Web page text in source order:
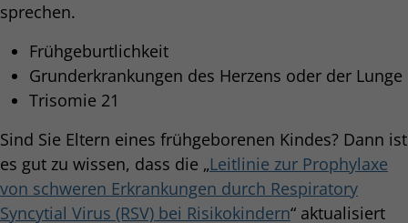
sprechen.
Frühgeburtlichkeit
Grunderkrankungen des Herzens oder der Lunge
Trisomie 21
Sind Sie Eltern eines frühgeborenen Kindes? Dann ist
es gut zu wissen, dass die „Leitlinie zur Prophylaxe
von schweren Erkrankungen durch Respiratory
Syncytial Virus (RSV) bei Risikokindern“ aktualisiert